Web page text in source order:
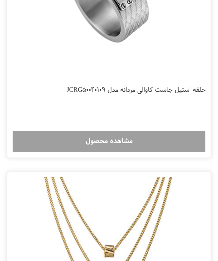
حلقه استیل جاست کاوالی مردانه مدل JCRG50040109
مشاهده محصول